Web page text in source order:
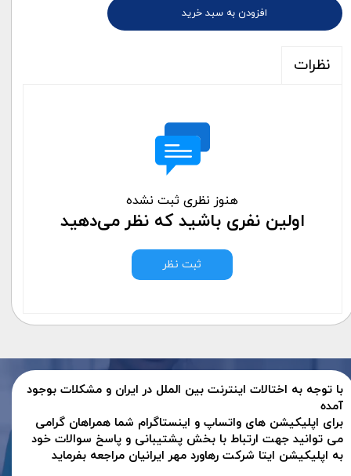
افزودن به سبد خرید
نظرات
هنوز نظری ثبت نشده
اولین نفری باشید که نظر می‌دهید
ثبت نظر
با توجه به اختالات اینترنت بین الملل در ایران و مشکلات بوجود
آمده
برای اپلیکیشن های واتساپ و اینستاگرام شما همراهان گرامی
می توانید جهت ارتباط با بخش پشتیبانی و پاسخ سوالات خود
به اپلیکیشن ایتا شرکت رهاورد مهر ایرانیان مراجعه بفرماید